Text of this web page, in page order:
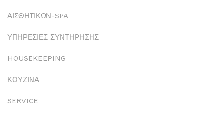
ΑΙΣΘΗΤΙΚΩΝ-SPA
ΥΠΗΡΕΣΙΕΣ ΣΥΝΤΗΡΗΣΗΣ
HOUSEKEEPING
ΚΟΥΖΙΝΑ
SERVICE